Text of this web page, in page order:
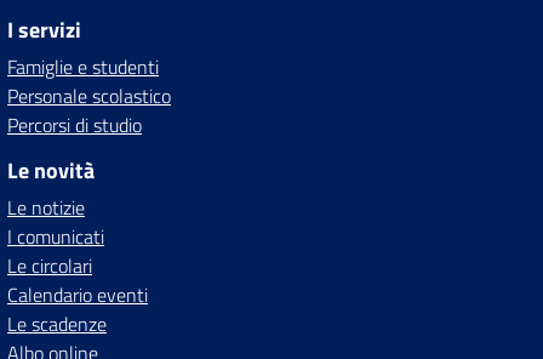
I servizi
Famiglie e studenti
Personale scolastico
Percorsi di studio
Le novità
Le notizie
I comunicati
Le circolari
Calendario eventi
Le scadenze
Albo online